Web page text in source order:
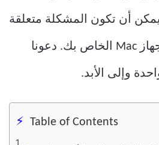
أن تكون المشكلة متعلقة
بسماعات الرأس أو جهاز Mac الخاص بك. دعونا
وإلى الأبد.
Table of Contents